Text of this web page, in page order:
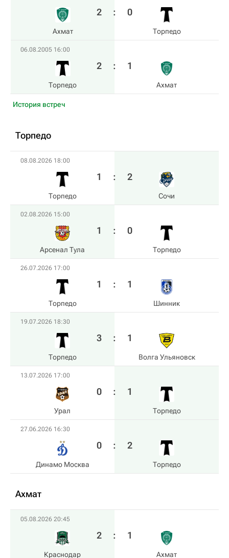
Ахмат
2 : 0
Торпедо
06.08.2005 16:00
Торпедо
2 : 1
Ахмат
История встреч
Торпедо
08.08.2026 18:00
Торпедо
1 : 2
Сочи
02.08.2026 15:00
Арсенал Тула
1 : 0
Торпедо
26.07.2026 17:00
Торпедо
1 : 1
Шинник
19.07.2026 18:30
Торпедо
3 : 1
Волга Ульяновск
13.07.2026 17:00
Урал
0 : 1
Торпедо
27.06.2026 16:30
Динамо Москва
0 : 2
Торпедо
Ахмат
05.08.2026 20:45
Краснодар
2 : 1
Ахмат